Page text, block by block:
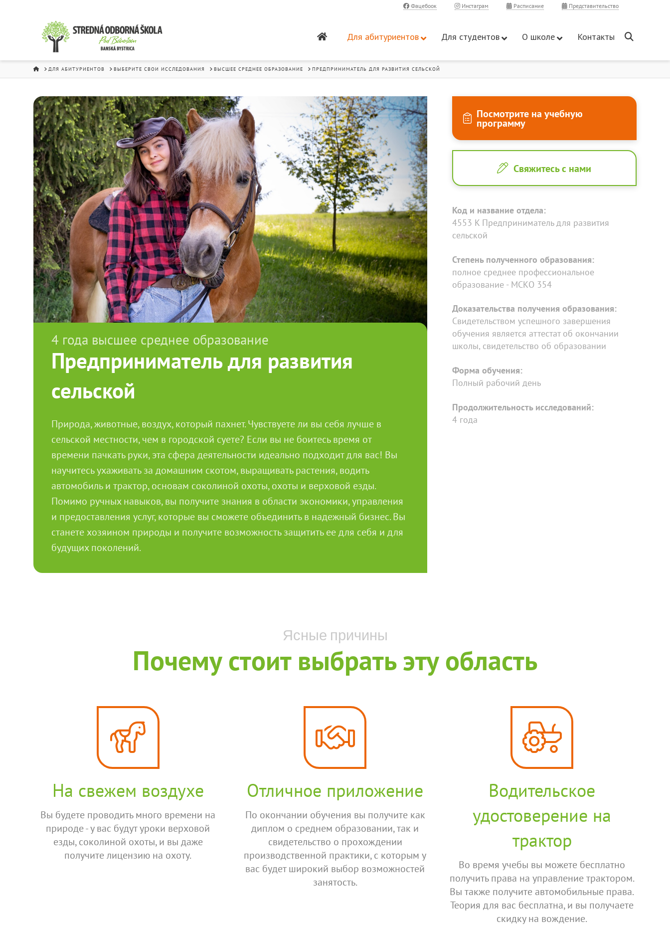
Фацебоок Инстаграм Расписание Представительство
Для абитуриентов Для студентов О школе Контакты
HOMEДЛЯ АБИТУРИЕНТОВ ВЫБЕРИТЕ СВОИ ИССЛЕДОВАНИЯ BЫСШЕЕ СРЕДНЕЕ ОБРАЗОВАНИЕ ПРЕДПРИНИМАТЕЛЬ ДЛЯ РАЗВИТИЯ СЕЛЬСКОЙ
4 года высшее среднее образование
Предприниматель для развития
сельской
Природа, животные, воздух, который пахнет. Чувствуете ли вы себя лучше в
сельской местности, чем в городской суете? Если вы не боитесь время от
времени пачкать руки, эта сфера деятельности идеально подходит для вас! Вы
научитесь ухаживать за домашним скотом, выращивать растения, водить
автомобиль и трактор, основам соколиной охоты, охоты и верховой езды.
Помимо ручных навыков, вы получите знания в области экономики, управления
и предоставления услуг, которые вы сможете объединить в надежный бизнес. Вы
станете хозяином природы и получите возможность защитить ее для себя и для
будущих поколений.
Посмотрите на учебную
программу
Свяжитесь с нами
Код и название отдела:
4553 K Предприниматель для развития
сельской
Степень полученного образования:
полное среднее профессиональное
образование - МСКО 354
Доказательства получения образования:
Свидетельством успешного завершения
обучения является аттестат об окончании
школы, свидетельство об образовании
Форма обучения:
Полный рабочий день
Продолжительность исследований:
4 года
Ясные причины
Почему стоит выбрать эту область
На свежем воздухе
Вы будете проводить много времени на
природе - у вас будут уроки верховой
езды, соколиной охоты, и вы даже
получите лицензию на охоту.
Отличное приложение
По окончании обучения вы получите как
диплом о среднем образовании, так и
свидетельство о прохождении
производственной практики, с которым у
вас будет широкий выбор возможностей
занятость.
Водительское
удостоверение на
трактор
Во время учебы вы можете бесплатно
получить права на управление трактором.
Вы также получите автомобильные права.
Теория для вас бесплатна, и вы получаете
скидку на вождение.